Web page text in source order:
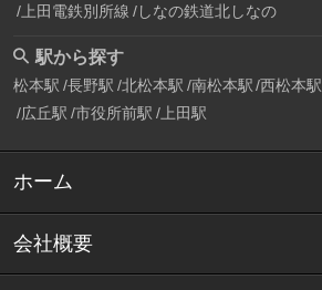
上田電鉄別所線 しなの鉄道北しなの
駅から探す
松本駅 長野駅 北松本駅 南松本駅 西松本駅
広丘駅 市役所前駅 上田駅
ホーム
会社概要